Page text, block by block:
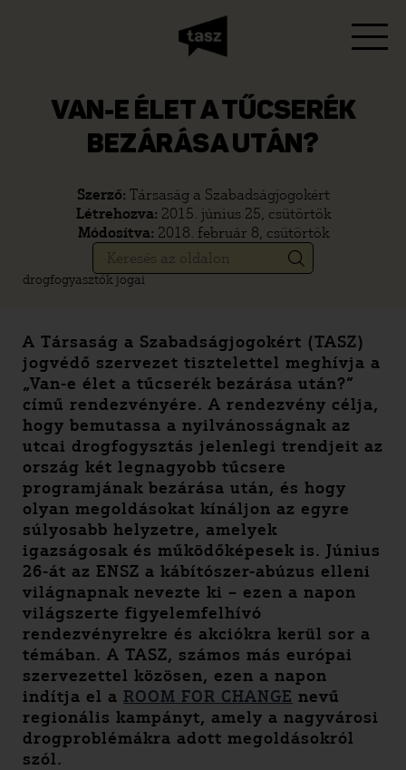
VAN-E ÉLET A TŰCSERÉK
BEZÁRÁSA UTÁN?
Szerző: Társaság a Szabadságjogokért
Létrehozva: 2015. június 25, csütörtök
Módosítva: 2018. február 8, csütörtök
drogfogyasztók jogai
A Társaság a Szabadságjogokért (TASZ)
jogvédő szervezet tisztelettel meghívja a
„Van-e élet a tűcserék bezárása után?”
című rendezvényére. A rendezvény célja,
hogy bemutassa a nyilvánosságnak az
utcai drogfogysztás jelenlegi trendjeit az
ország két legnagyobb tűcsere
programjának bezárása után, és hogy
olyan megoldásokat kínáljon az egyre
súlyosabb helyzetre, amelyek
igazságosak és működőképesek is. Június
26-át az ENSZ a kábítószer-abúzus elleni
világnapnak nevezte ki – ezen a napon
világszerte figyelemfelhívó
rendezvényrekre és akciókra kerül sor a
témában. A TASZ, számos más európai
szervezettel közösen, ezen a napon
indítja el a ROOM FOR CHANGE nevű
regionális kampányt, amely a nagyvárosi
drogproblémákra adott megoldásokról
szól.